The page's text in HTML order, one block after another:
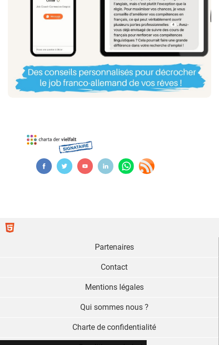
Partenaires
Contact
Mentions légales
Qui sommes nous ?
Charte de confidentialité